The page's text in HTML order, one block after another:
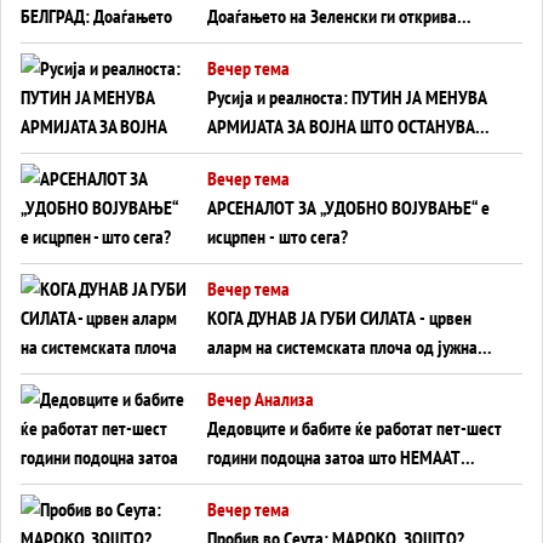
Доаѓањето на Зеленски ги открива
тајните на политиката на балансирање
на Вучиќ
Вечер тема
Русија и реалноста: ПУТИН ЈА МЕНУВА
АРМИЈАТА ЗА ВОЈНА ШТО ОСТАНУВА
БЕЗ ФРОНТ
Вечер тема
АРСЕНАЛОТ ЗА „УДОБНО ВОЈУВАЊЕ“ е
исцрпен - што сега?
Вечер тема
КОГА ДУНАВ ЈА ГУБИ СИЛАТА - црвен
аларм на системската плоча од јужна
Германија до Црното Море...
Вечер Анализа
Дедовците и бабите ќе работат пет-шест
години подоцна затоа што НЕМААТ
ВНУЦИ ДА ГИ ЗАМЕНАТ
Вечер тема
Пробив во Сеута: МАРОКО, ЗОШТО?